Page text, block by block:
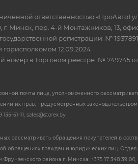
ответственностью
г. Минск, пер. 4-й Монтажников, 13,
регистрации: №
12.09.2024
номер в Торговом реестре: № 749745 от
почты лица, уполномоченного
их прав, предусмотренных
51-11, sales@storex.by
рассматривать обращения покупателей в
об обращениях граждан и юридических лиц: Отдел
района г. Минска: +375 17 348 39 06,